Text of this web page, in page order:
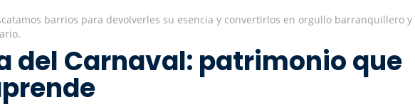
barrios para devolverles su esencia y convertirlos en orgullo barranquillero y
del Carnaval: patrimonio que